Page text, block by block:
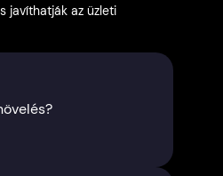
javíthatják az üzleti